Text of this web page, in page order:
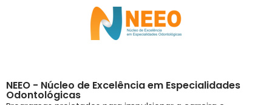
NEEO - Núcleo de Excelência em Especialidades
Odontológicas